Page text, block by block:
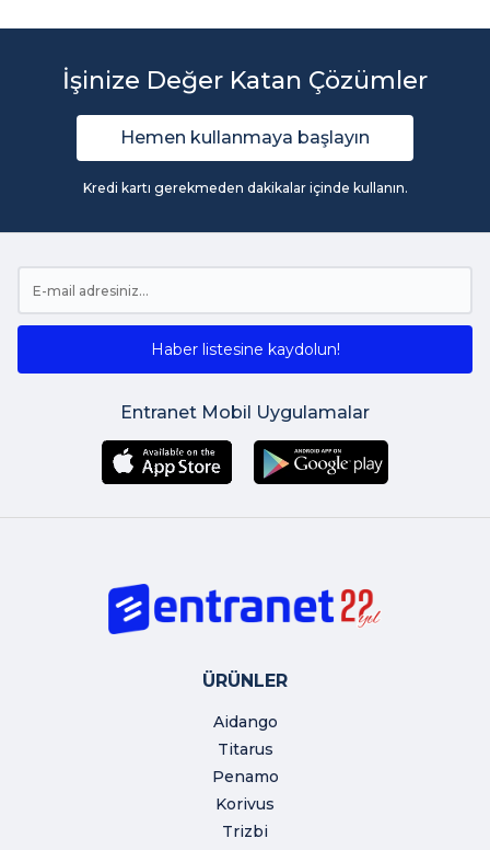
İşinize Değer Katan Çözümler
Hemen kullanmaya başlayın
Kredi kartı gerekmeden dakikalar içinde kullanın.
Haber listesine kaydolun!
Entranet Mobil Uygulamalar
ÜRÜNLER
Aidango
Titarus
Penamo
Korivus
Trizbi